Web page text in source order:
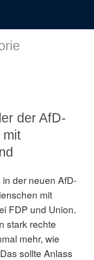
der AfD-
mit
der neuen AfD-
mit
FDP und Union.
stark rechte
mehr, wie
sollte Anlass